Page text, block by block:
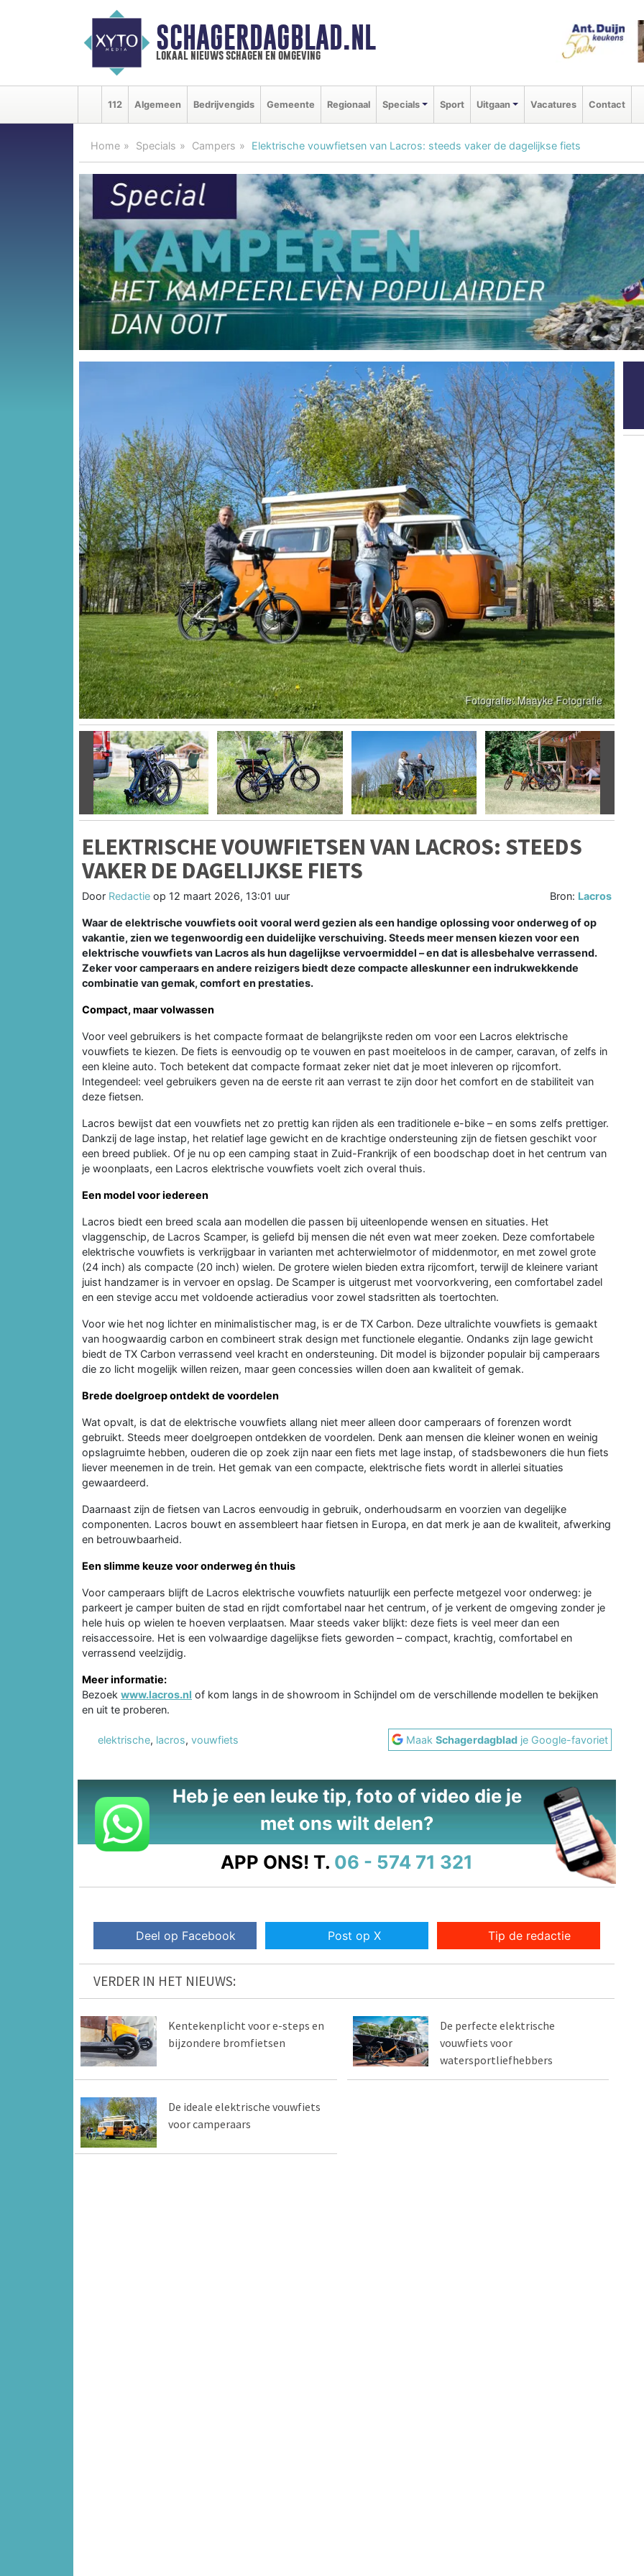
SCHAGERDAGBLAD.NL
lokaal nieuws schagen en omgeving
112 Algemeen Bedrijvengids Gemeente Regionaal Specials Sport Uitgaan Vacatures Contact
Home Specials Campers Elektrische vouwfietsen van Lacros: steeds vaker de dagelijkse fiets
Vorige
ELEKTRISCHE VOUWFIETSEN VAN LACROS: STEEDS
VAKER DE DAGELIJKSE FIETS
Door Redactie op 12 maart 2026, 13:01 uur Bron: Lacros
Waar de elektrische vouwfiets ooit vooral werd gezien als een handige oplossing voor onderweg of op
vakantie, zien we tegenwoordig een duidelijke verschuiving. Steeds meer mensen kiezen voor een
elektrische vouwfiets van Lacros als hun dagelijkse vervoermiddel – en dat is allesbehalve verrassend.
Zeker voor camperaars en andere reizigers biedt deze compacte alleskunner een indrukwekkende
combinatie van gemak, comfort en prestaties.
Compact, maar volwassen
Voor veel gebruikers is het compacte formaat de belangrijkste reden om voor een Lacros elektrische
vouwfiets te kiezen. De fiets is eenvoudig op te vouwen en past moeiteloos in de camper, caravan, of zelfs in
een kleine auto. Toch betekent dat compacte formaat zeker niet dat je moet inleveren op rijcomfort.
Integendeel: veel gebruikers geven na de eerste rit aan verrast te zijn door het comfort en de stabiliteit van
deze fietsen.
Lacros bewijst dat een vouwfiets net zo prettig kan rijden als een traditionele e-bike – en soms zelfs prettiger.
Dankzij de lage instap, het relatief lage gewicht en de krachtige ondersteuning zijn de fietsen geschikt voor
een breed publiek. Of je nu op een camping staat in Zuid-Frankrijk of een boodschap doet in het centrum van
je woonplaats, een Lacros elektrische vouwfiets voelt zich overal thuis.
Een model voor iedereen
Lacros biedt een breed scala aan modellen die passen bij uiteenlopende wensen en situaties. Het
vlaggenschip, de Lacros Scamper, is geliefd bij mensen die nét even wat meer zoeken. Deze comfortabele
elektrische vouwfiets is verkrijgbaar in varianten met achterwielmotor of middenmotor, en met zowel grote
(24 inch) als compacte (20 inch) wielen. De grotere wielen bieden extra rijcomfort, terwijl de kleinere variant
juist handzamer is in vervoer en opslag. De Scamper is uitgerust met voorvorkvering, een comfortabel zadel
en een stevige accu met voldoende actieradius voor zowel stadsritten als toertochten.
Voor wie het nog lichter en minimalistischer mag, is er de TX Carbon. Deze ultralichte vouwfiets is gemaakt
van hoogwaardig carbon en combineert strak design met functionele elegantie. Ondanks zijn lage gewicht
biedt de TX Carbon verrassend veel kracht en ondersteuning. Dit model is bijzonder populair bij camperaars
die zo licht mogelijk willen reizen, maar geen concessies willen doen aan kwaliteit of gemak.
Brede doelgroep ontdekt de voordelen
Wat opvalt, is dat de elektrische vouwfiets allang niet meer alleen door camperaars of forenzen wordt
gebruikt. Steeds meer doelgroepen ontdekken de voordelen. Denk aan mensen die kleiner wonen en weinig
opslagruimte hebben, ouderen die op zoek zijn naar een fiets met lage instap, of stadsbewoners die hun fiets
liever meenemen in de trein. Het gemak van een compacte, elektrische fiets wordt in allerlei situaties
gewaardeerd.
Daarnaast zijn de fietsen van Lacros eenvoudig in gebruik, onderhoudsarm en voorzien van degelijke
componenten. Lacros bouwt en assembleert haar fietsen in Europa, en dat merk je aan de kwaliteit, afwerking
en betrouwbaarheid.
Een slimme keuze voor onderweg én thuis
Voor camperaars blijft de Lacros elektrische vouwfiets natuurlijk een perfecte metgezel voor onderweg: je
parkeert je camper buiten de stad en rijdt comfortabel naar het centrum, of je verkent de omgeving zonder je
hele huis op wielen te hoeven verplaatsen. Maar steeds vaker blijkt: deze fiets is veel meer dan een
reisaccessoire. Het is een volwaardige dagelijkse fiets geworden – compact, krachtig, comfortabel en
verrassend veelzijdig.
Meer informatie:
Bezoek www.lacros.nl of kom langs in de showroom in Schijndel om de verschillende modellen te bekijken
en uit te proberen.
elektrische, lacros, vouwfiets MaakSchagerdagblad je Google-favoriet
Heb je een leuke tip, foto of video die je
met ons wilt delen?
APP ONS! T. 06 - 574 71 321
Deel op Facebook Post op X Tip de redactie
VERDER IN HET NIEUWS:
Kentekenplicht voor e-steps en
bijzondere bromfietsen
De perfecte elektrische
vouwfiets voor
watersportliefhebbers
De ideale elektrische vouwfiets
voor camperaars